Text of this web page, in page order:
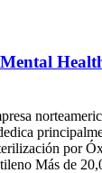
por
Más de